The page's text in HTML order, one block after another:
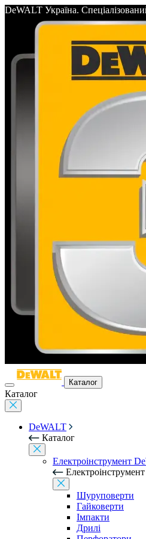
DeWALT Україна.
Каталог
Каталог
DeWALT
Каталог
Електроінструмент
Шуруповерти
Гайковерти
Імпакти
Дрилі